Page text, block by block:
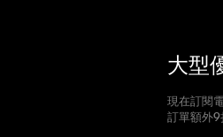
大型
現在訂閱
訂單額外9